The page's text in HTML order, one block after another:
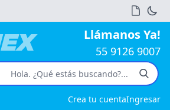
Llámanos Ya!
55 9126 9007
Crea tu cuentaIngresar